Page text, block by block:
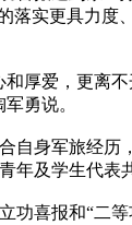
落实更具力度
厚爱，更离不
勇说。
身军旅经历
及学生代表
喜报和“二等